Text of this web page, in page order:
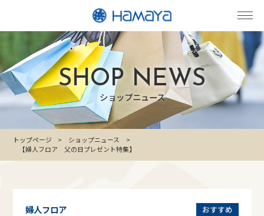
SHOP NEWS
ショップニュース
トップページ
ショップニュース
【婦人フロア 父の日プレゼント特集】
おすすめ
婦人フロア